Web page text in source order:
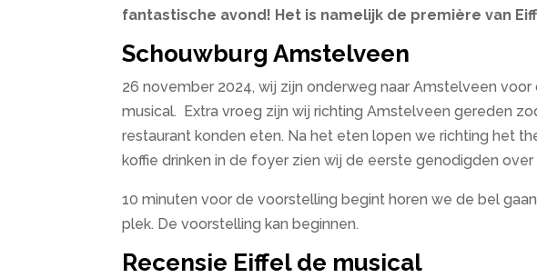
fantastische avond! Het is namelijk de première van
Schouwburg Amstelveen
26 november 2024, wij zijn onderweg naar Amstelveen
musical. Extra vroeg zijn wij richting Amstelveen gereden
restaurant konden eten. Na het eten lopen we richting het
koffie drinken in de foyer zien wij de eerste genodigden
10 minuten voor de voorstelling begint horen we de bel
plek. De voorstelling kan beginnen.
Recensie Eiffel de musical